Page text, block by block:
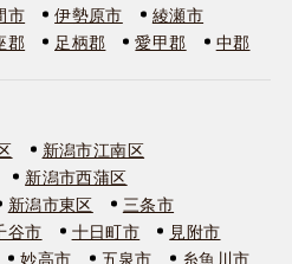
市 伊勢原市
綾瀬市
郡 足柄郡 愛甲郡 中郡
新潟市江南区
新潟市西蒲区
新潟市東区
三条市
谷市 十日町市
見附市
妙高市 五泉市
糸魚川市